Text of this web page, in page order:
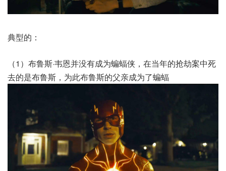
典型的：
（1）布鲁斯·韦恩并没有成为蝙蝠侠，在当年的抢劫案中死
去的是布鲁斯，为此布鲁斯的父亲成为了蝙蝠